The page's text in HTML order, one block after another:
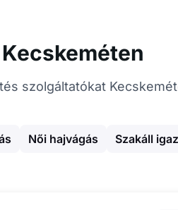
szolgáltatókat
Női hajvágás Szakáll